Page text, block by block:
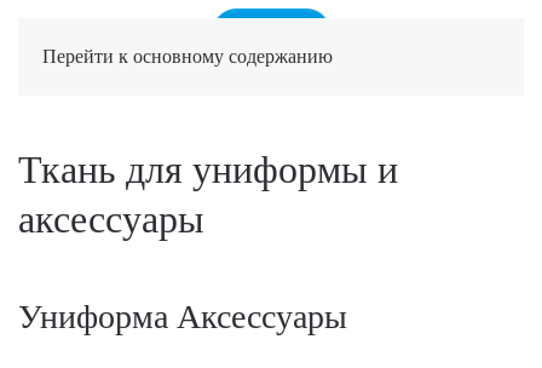
Перейти к основному содержанию
Ткань для униформы и
аксессуары
Униформа Аксессуары